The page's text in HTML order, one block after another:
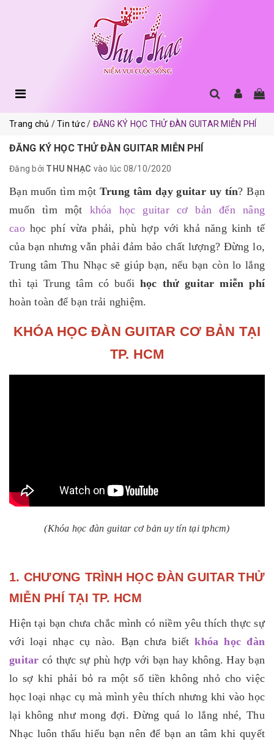
Trang chủ Tin tức ĐĂNG KÝ HỌC THỬ ĐÀN GUITAR MIỄN PHÍ
ĐĂNG KÝ HỌC THỬ ĐÀN GUITAR MIỄN PHÍ
Đăng bởi THU NHẠC vào lúc 08/10/2020
Bạn muốn tìm một Trung tâm dạy guitar uy tín? Bạn
muốn tìm một khóa học guitar cơ bản đến nâng
caohọc phí vừa phải, phù hợp với khả năng kinh tế
của bạn nhưng vẫn phải đảm bảo chất lượng? Đừng lo,
Trung tâm Thu Nhạc sẽ giúp bạn, nếu bạn còn lo lắng
thì tại Trung tâm có buổi học thử guitar miễn phí
hoàn toàn để bạn trải nghiệm.
KHÓA HỌC ĐÀN GUITAR CƠ BẢN TẠI
TP. HCM
(Khóa học đàn guitar cơ bản uy tín tại tphcm)
1. CHƯƠNG TRÌNH HỌC ĐÀN GUITAR THỬ
MIỄN PHÍ TẠI TP. HCM
Hiện tại bạn chưa chắc mình có niềm yêu thích thực sự
với loại nhạc cụ nào. Bạn chưa biếtkhóa học đàn
guitar có thực sự phù hợp với bạn hay không. Hay bạn
lo sợ khi phải bỏ ra một số tiền không nhỏ cho việc
học loại nhạc cụ mà mình yêu thích nhưng khi vào học
lại không như mong đợi. Đừng quá lo lắng nhé, Thu
Nhạc luôn thấu hiểu bạn nên để bạn an tâm khi quyết